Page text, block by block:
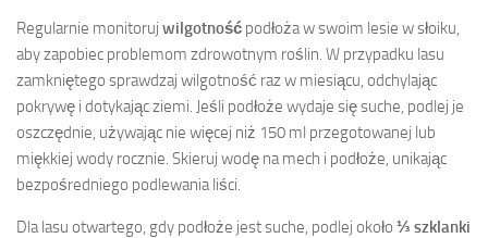
Regularnie monitoruj wilgotność podłoża w swoim lesie w słoiku,
aby zapobiec problemom zdrowotnym roślin. W przypadku lasu
zamkniętego sprawdzaj wilgotność raz w miesiącu, odchylając
pokrywę i dotykając ziemi. Jeśli podłoże wydaje się suche, podlej je
oszczędnie, używając nie więcej niż 150 ml przegotowanej lub
miękkiej wody rocznie. Skieruj wodę na mech i podłoże, unikając
bezpośredniego podlewania liści.
Dla lasu otwartego, gdy podłoże jest suche, podlej około ⅓ szklanki